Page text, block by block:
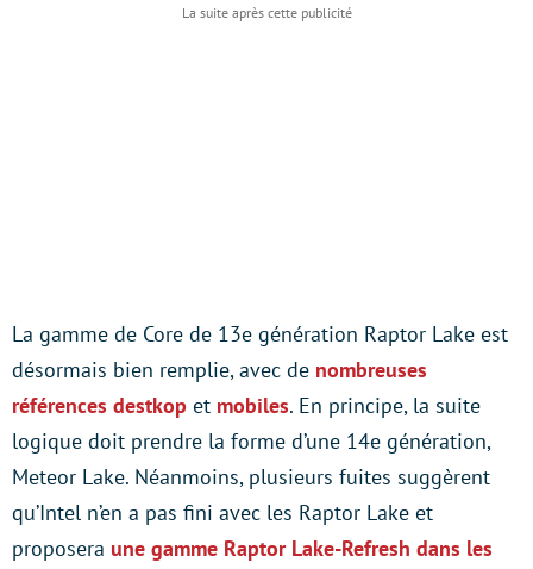
La gamme de Core de 13e génération Raptor Lake est
désormais bien remplie, avec de nombreuses
références destkop et mobiles. En principe, la suite
logique doit prendre la forme d’une 14e génération,
Meteor Lake. Néanmoins, plusieurs fuites suggèrent
qu’Intel n’en a pas fini avec les Raptor Lake et
proposera une gamme Raptor Lake-Refresh dans les